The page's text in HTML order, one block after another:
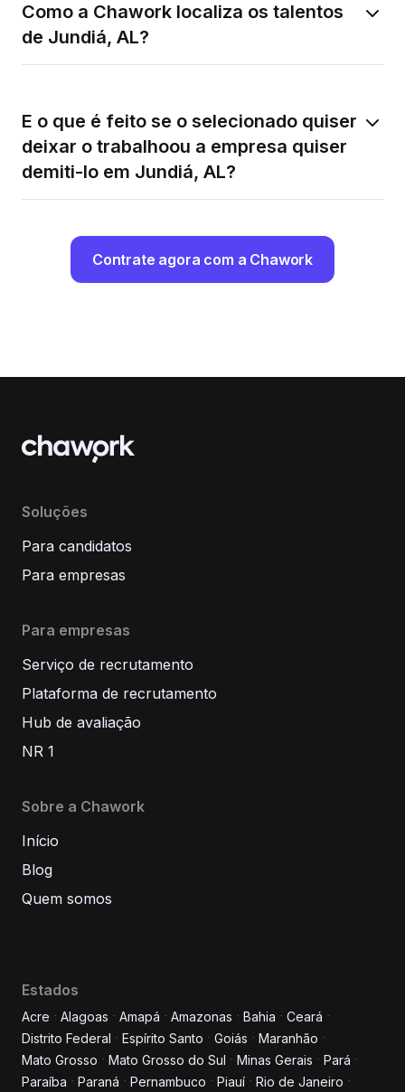
Como a Chawork localiza os talentos
de Jundiá, AL?
E o que é feito se o selecionado quiser
deixar o trabalhoou a empresa quiser
demiti-lo em Jundiá, AL?
Contrate agora com a Chawork
Informe seus dados para
conversar conosco!
Soluções
Para candidatos
Para empresas
Para empresas
Serviço de recrutamento
Plataforma de recrutamento
Hub de avaliação
NR 1
Sobre a Chawork
Início
Blog
Quem somos
Estados
Acre Alagoas Amapá Amazonas Bahia
Ceará
Distrito Federal
Espírito Santo Goiás
Maranhão
Mato Grosso
Mato Grosso do Sul Minas Gerais
Pará
Paraíba
Paraná Pernambuco Piauí Rio de Janeiro